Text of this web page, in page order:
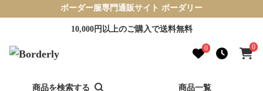
ボーダー服専門通販サイト ボーダリー
10,000円以上のご購入で送料無料
0 0
商品を検索する 商品一覧